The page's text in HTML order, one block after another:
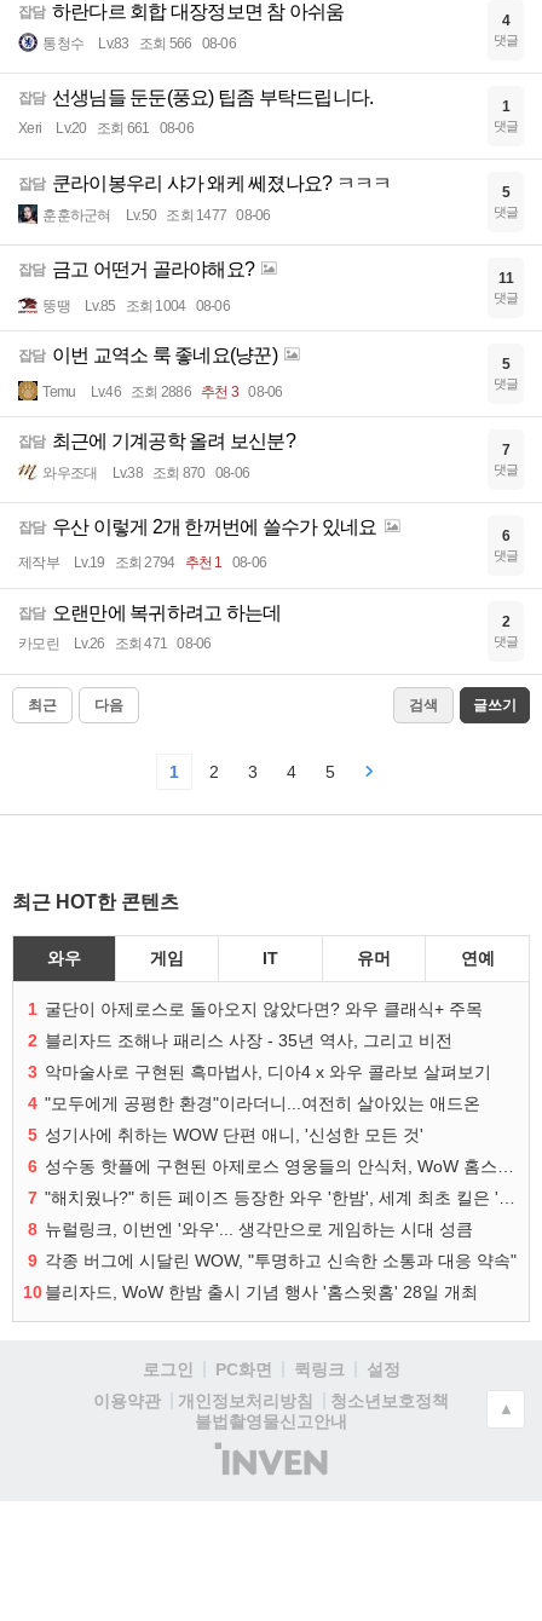
잡담 하란다르 회합 대장정보면 참 아쉬움
통청수 Lv.83 조회 566 08-06
4
댓글
잡담 선생님들 둔둔(풍요) 팁좀 부탁드립니다.
Xeri Lv.20 조회 661 08-06
1
댓글
잡담 쿤라이봉우리 샤가 왜케 쎄졌나요? ㅋㅋㅋ
훈훈하군혀 Lv.50 조회 1477 08-06
5
댓글
잡담 금고 어떤거 골라야해요?
뚱땡 Lv.85 조회 1004 08-06
11
댓글
잡담 이번 교역소 룩 좋네요(냥꾼)
Temu Lv.46 조회 2886 추천 3 08-06
5
댓글
잡담 최근에 기계공학 올려 보신분?
와우조대 Lv.38 조회 870 08-06
7
댓글
잡담 우산 이렇게 2개 한꺼번에 쓸수가 있네요
제작부 Lv.19 조회 2794 추천 1 08-06
6
댓글
잡담 오랜만에 복귀하려고 하는데
카모린 Lv.26 조회 471 08-06
2
댓글
최근 다음 검색 글쓰기
1 2 3 4 5
최근 HOT한 콘텐츠
와우 게임 IT 유머 연예
1 굴단이 아제로스로 돌아오지 않았다면? 와우 클래식+ 주목
2 블리자드 조해나 패리스 사장 - 35년 역사, 그리고 비전
3 악마술사로 구현된 흑마법사, 디아4 x 와우 콜라보 살펴보기
4 "모두에게 공평한 환경"이라더니...여전히 살아있는 애드온
5 성기사에 취하는 WOW 단편 애니, '신성한 모든 것'
6
7
8 뉴럴링크, 이번엔 '와우'... 생각만으로 게임하는 시대 성큼
9 각종 버그에 시달린 WOW, "투명하고 신속한 소통과 대응 약속"
10블리자드, WoW 한밤 출시 기념 행사 '홈스윗홈' 28일 개최
로그인 PC화면 퀵링크
설정
이용약관
개인정보처리방침
청소년보호정책
불법촬영물신고안내
(주)
인
▲